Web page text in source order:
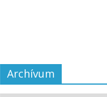
Archívum